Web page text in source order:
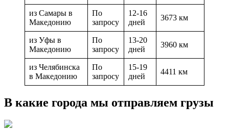
из Самары в
Македонию
По
запросу
12-16
дней
3673 км
из Уфы в
Македонию
По
запросу
13-20
дней
3960 км
из Челябинска
в Македонию
По
запросу
15-19
дней
4411 км
В какие города мы отправляем грузы